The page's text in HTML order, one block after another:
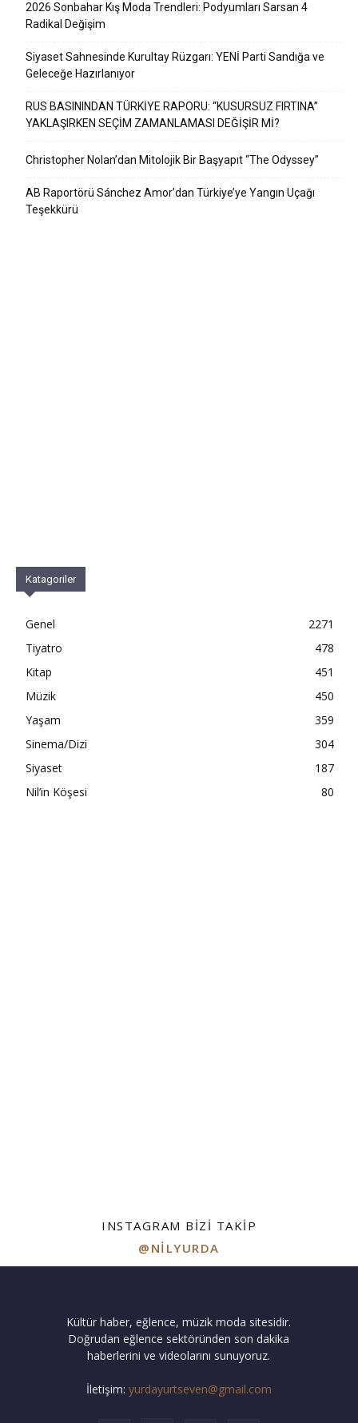
2026 Sonbahar Kış Moda Trendleri: Podyumları Sarsan 4
Radikal Değişim
Siyaset Sahnesinde Kurultay Rüzgarı: YENİ Parti Sandığa ve
Geleceğe Hazırlanıyor
RUS BASININDAN TÜRKİYE RAPORU: “KUSURSUZ FIRTINA”
YAKLAŞIRKEN SEÇİM ZAMANLAMASI DEĞİŞİR Mİ?
Christopher Nolan’dan Mitolojik Bir Başyapıt “The Odyssey”
AB Raportörü Sánchez Amor’dan Türkiye’ye Yangın Uçağı
Teşekkürü
Katagoriler
Genel
2271
Tiyatro
478
Kitap
451
Müzik
450
Yaşam
359
Sinema/Dizi
304
Siyaset
187
Nil’in Köşesi
80
INSTAGRAM BIZI TAKIP
@NILYURDA
Kültür haber, eğlence, müzik moda sitesidir.
Doğrudan eğlence sektöründen son dakika
haberlerini ve videolarını sunuyoruz.
İletişim: yurdayurtseven@gmail.com